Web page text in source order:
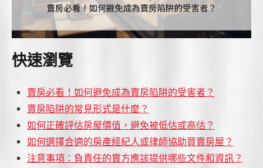
快速瀏覽
賣房必看！如何避免成為賣房陷阱的受害者？
賣房陷阱的常見形式是什麼？
如何正確評估房屋價值，避免被低估或高估？
如何選擇合適的房產經紀人或律師協助買賣房屋？
注意事項：負責任的賣方應該提供哪些文件和資訊？